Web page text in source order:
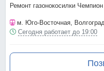
Ремонт газонокосилки Чемпион
м. Юго-Восточная,
Сегодня работает до 19:00